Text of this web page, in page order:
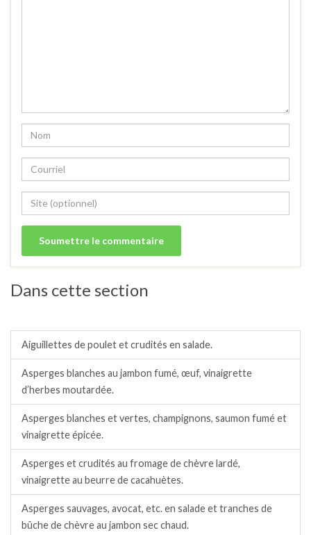
Dans cette section
Aiguillettes de poulet et crudités en salade.
Asperges blanches au jambon fumé, œuf, vinaigrette
d’herbes moutardée.
Asperges blanches et vertes, champignons, saumon fumé et
vinaigrette épicée.
Asperges et crudités au fromage de chèvre lardé,
vinaigrette au beurre de cacahuètes.
Asperges sauvages, avocat, etc. en salade et tranches de
bûche de chèvre au jambon sec chaud.